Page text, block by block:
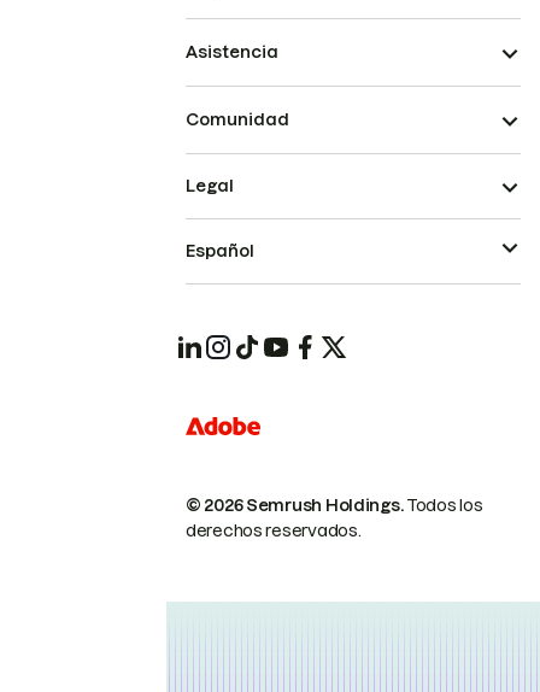
Asistencia
Comunidad
© 2026 Semrush Holdings.Todos los
derechos reservados.
Legal
Español